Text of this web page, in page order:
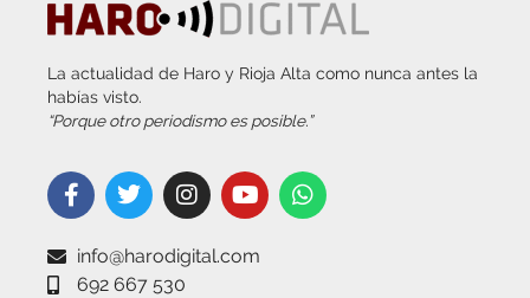
La actualidad de Haro y Rioja Alta como nunca antes la
habías visto.
“Porque otro periodismo es posible.”
info@harodigital.com
692 667 530